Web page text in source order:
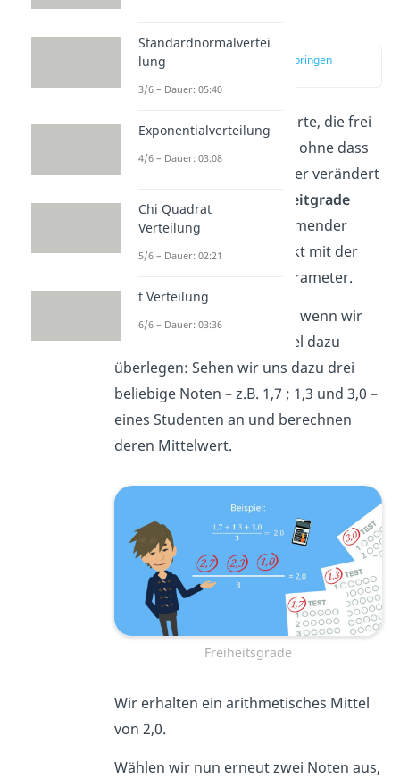
zur Stelle im Video springen
Freiheitsgrade
sind die Werte, die frei
verändert werden können, ohne dass
dein betrachteter Parameter verändert
wird. Die
Anzahl der Freiheitgrade
steigt allgemein mit zunehmender
Stichprobengröße und sinkt mit der
Anzahl der geschätzten Parameter.
Deutlicher wird das Ganze, wenn wir
uns ein allgemeines Beispiel dazu
überlegen: Sehen wir uns dazu drei
beliebige Noten – z.B. 1,7 ; 1,3 und 3,0 –
eines Studenten an und berechnen
deren Mittelwert.
Freiheitsgrade
Wir erhalten ein arithmetisches Mittel
von 2,0.
Wählen wir nun erneut zwei Noten aus,
Standardnormalvertei
lung
3/6 – Dauer: 05:40
Exponentialverteilung
4/6 – Dauer: 03:08
Chi Quadrat
Verteilung
5/6 – Dauer: 02:21
t Verteilung
6/6 – Dauer: 03:36